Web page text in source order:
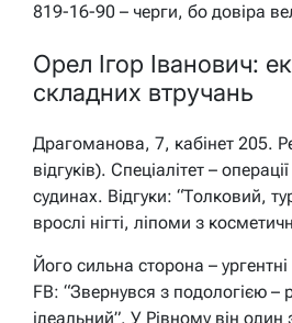
819-16-90 – черги, бо довіра
Орел Ігор Іванович:
складних втручань
Драгоманова, 7, кабінет 205.
відгуків). Спеціалітет –
судинах. Відгуки: “Толковий,
врослі нігті, ліпоми з
Його сильна сторона –
FB: “Звернувся з подологією –
ідеальний”. У Рівному він один